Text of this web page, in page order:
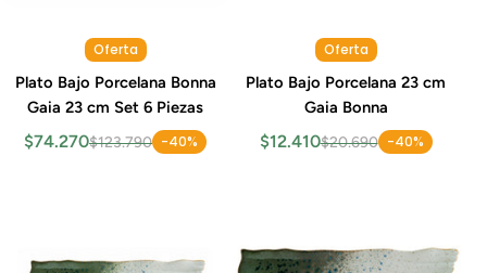
Oferta
Plato Bajo Porcelana Bonna
Gaia 23 cm Set 6 Piezas
$74.270$123.790 -40%
Oferta
Plato Bajo Porcelana 23 cm
Gaia Bonna
$12.410$20.690 -40%